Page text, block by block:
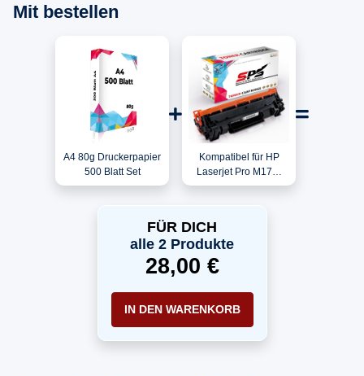
Mit bestellen
A4 80g Druckerpapier
500 Blatt Set
Kompatibel für HP
Laserjet Pro M17W
(Y5S47A) / CF244X /
FÜR DICH
alle 2 Produkte
28,00 €
IN DEN WARENKORB